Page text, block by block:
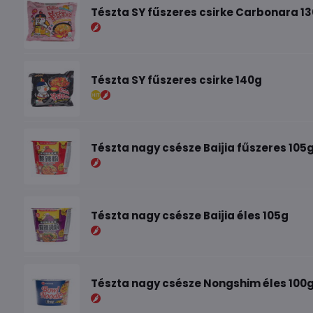
Tészta SY fűszeres csirke Carbonara
Tészta SY fűszeres csirke 140g
Tészta nagy csésze Baijia fűszeres 105g
Tészta nagy csésze Baijia éles 105g
Tészta nagy csésze Nongshim éles 100g